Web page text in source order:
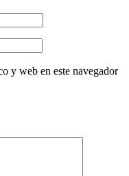
y web en este navegador